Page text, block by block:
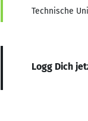
Technische
Logg Dich